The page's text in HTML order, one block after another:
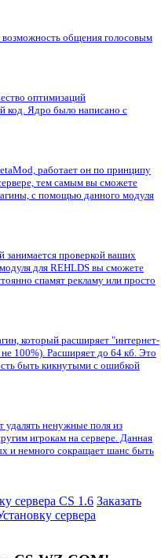
общения голосовым
оптимизаций
код. Ядро было написано с
работает он по принципу
тем самым вы сможете
с помощью данного модуля
занимается проверкой ваших
для REHLDS вы сможете
спамят рекламу или просто
который расширяет "интернет-
100%). Расширяет до 64 кб. Это
быть кикнутыми с ошибкой
удалять ненужные поля из
игрокам на сервере. Данная
и немного сокращает шанс быть
сервера CS 1.6 Заказать
сервера